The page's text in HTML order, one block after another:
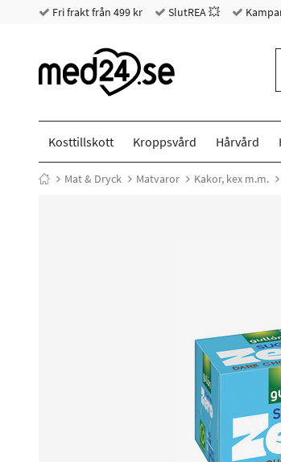
Fri frakt från 499 kr SlutREA 💥
Kosttillskott Kroppsvård Hårvård
Mat & Dryck Matvaror Kakor, kex m.m.